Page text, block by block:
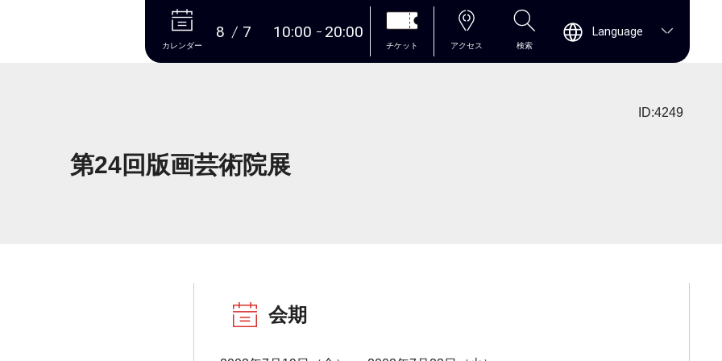
本文へ
カレンダー
8 7 10:00 20:00
チケット アクセス 検索
Language
ID:4249
第24回版画芸術院展
会期